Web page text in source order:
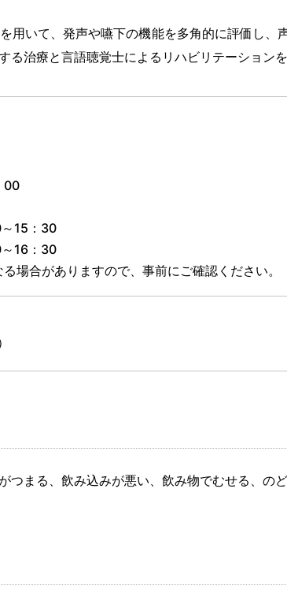
用いて、発声や嚥下の機能を多角的に評価し、
治療と言語聴覚士によるリハビリテーションを
00
15：30
16：30
場合がありますので、事前にご確認ください。
まる、飲み込みが悪い、飲み物でむせる、の